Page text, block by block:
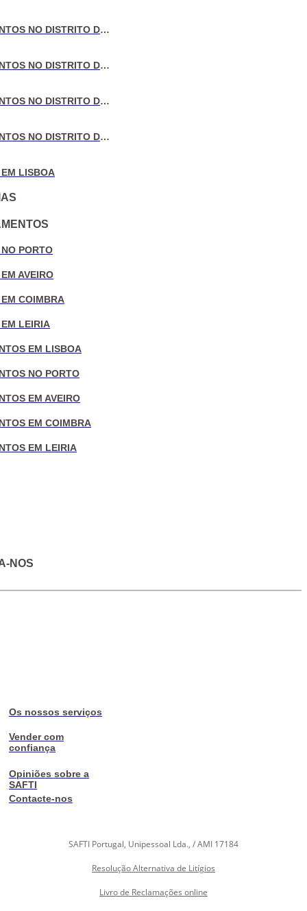
VENDA DE APARTAMENTOS NO DISTRITO DO PORTO
VENDA DE APARTAMENTOS NO DISTRITO DE AVEIRO
VENDA DE APARTAMENTOS NO DISTRITO DE COIMBRA
VENDA DE APARTAMENTOS NO DISTRITO DE LEIRIA
LISBOA
PORTO
AVEIRO
COIMBRA
LEIRIA
EM LISBOA
NO PORTO
EM AVEIRO
EM COIMBRA
EM LEIRIA
NOS
Os nossos serviços
Vender com
confiança
Opiniões sobre a
SAFTI
Contacte-nos
SAFTI Portugal, Unipessoal Lda., / AMI 17184
Resolução Alternativa de Litígios
Livro de Reclamações online